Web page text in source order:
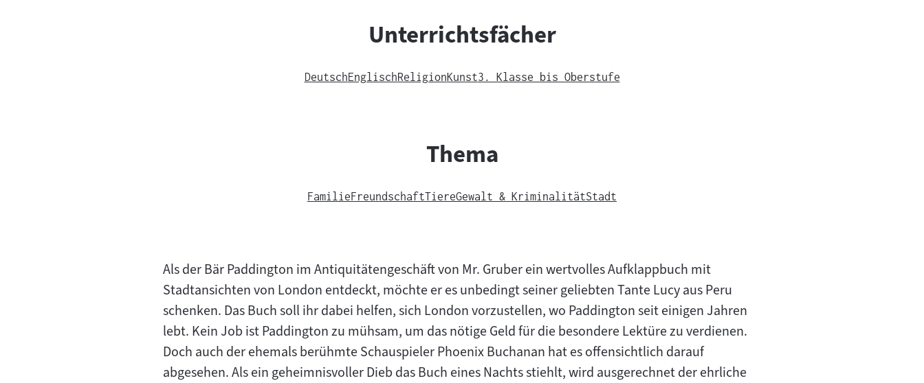
Unterrichtsfächer
DeutschEnglischReligionKunst3. Klasse bis Oberstufe
Thema
FamilieFreundschaftTiereGewalt & KriminalitätStadt
Als der Bär Paddington im Antiquitätengeschäft von Mr. Gruber ein wertvolles Aufklappbuch mit
Stadtansichten von London entdeckt, möchte er es unbedingt seiner geliebten Tante Lucy aus Peru
schenken. Das Buch soll ihr dabei helfen, sich London vorzustellen, wo Paddington seit einigen Jahren
lebt. Kein Job ist Paddington zu mühsam, um das nötige Geld für die besondere Lektüre zu verdienen.
Doch auch der ehemals berühmte Schauspieler Phoenix Buchanan hat es offensichtlich darauf
abgesehen. Als ein geheimnisvoller Dieb das Buch eines Nachts stiehlt, wird ausgerechnet der ehrliche